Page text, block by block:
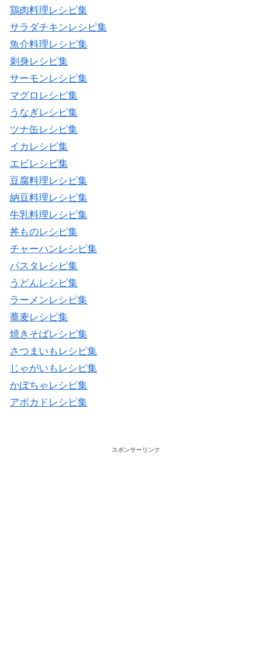
鶏肉料理レシピ集
サラダチキンレシピ集
魚介料理レシピ集
刺身レシピ集
サーモンレシピ集
マグロレシピ集
うなぎレシピ集
ツナ缶レシピ集
イカレシピ集
エビレシピ集
豆腐料理レシピ集
納豆料理レシピ集
牛乳料理レシピ集
丼ものレシピ集
チャーハンレシピ集
パスタレシピ集
うどんレシピ集
ラーメンレシピ集
蕎麦レシピ集
焼きそばレシピ集
さつまいもレシピ集
じゃがいもレシピ集
かぼちゃレシピ集
アボカドレシピ集
スポンサーリンク